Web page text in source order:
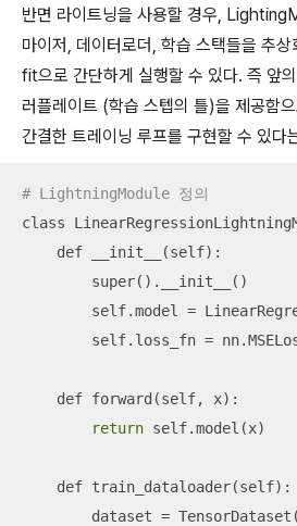
반면 라이트닝을 사용할 경우,
마이저, 데이터로더, 학습 스택들을 추
fit으로 간단하게 실행할 수 있다. 즉 앞
러플레이트 (학습 스텝의 틀)을 제공함
간결한 트레이닝 루프를 구현할 수 있다
# LightningModule 정의
class
    def __init__(self):
        super().__init__()
self.model =
self.loss_fn =
    def forward(self, x):
return self.model(x)
    def train_dataloader(self):
dataset =